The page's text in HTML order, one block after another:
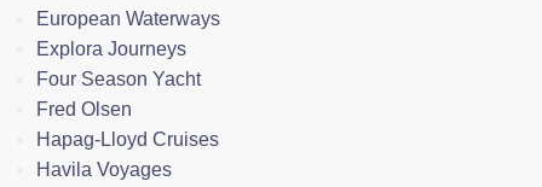
European Waterways
Explora Journeys
Four Season Yacht
Fred Olsen
Hapag-Lloyd Cruises
Havila Voyages